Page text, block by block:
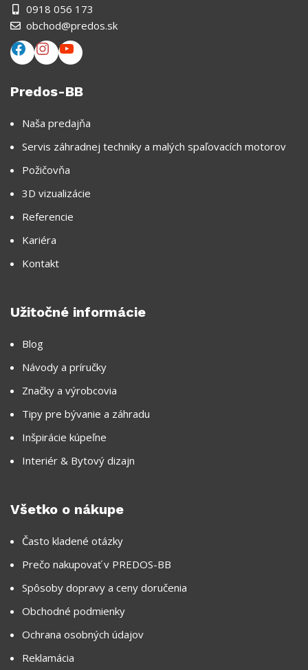
0918 056 173
obchod@predos.sk
Predos-BB
Naša predajňa
Servis záhradnej techniky a malých spaľovacích motorov
Požičovňa
3D vizualizácie
Referencie
Kariéra
Kontakt
Užitočné informácie
Blog
Návody a príručky
Značky a výrobcovia
Tipy pre bývanie a záhradu
Inšpirácie kúpeľne
Interiér & Bytový dizajn
Všetko o nákupe
Často kladené otázky
Prečo nakupovať v PREDOS-BB
Spôsoby dopravy a ceny doručenia
Obchodné podmienky
Ochrana osobných údajov
Reklamácia